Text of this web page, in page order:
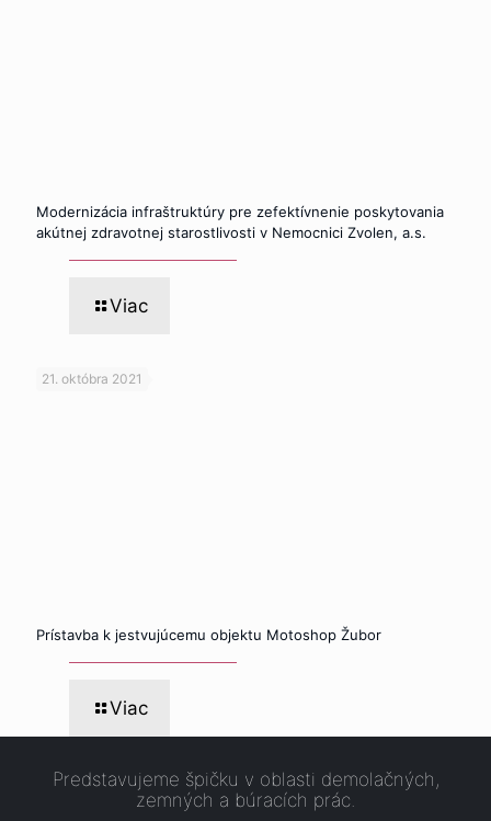
Modernizácia infraštruktúry pre zefektívnenie poskytovania
akútnej zdravotnej starostlivosti v Nemocnici Zvolen, a.s.
Viac
21. októbra 2021
Prístavba k jestvujúcemu objektu Motoshop Žubor
Viac
Predstavujeme špičku v oblasti demolačných,
zemných a búracích prác.